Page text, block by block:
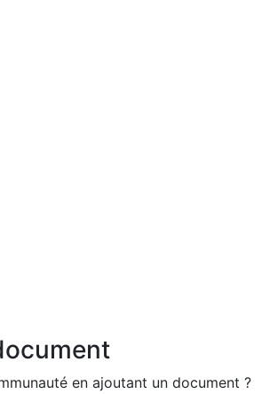
en ajoutant un document ?